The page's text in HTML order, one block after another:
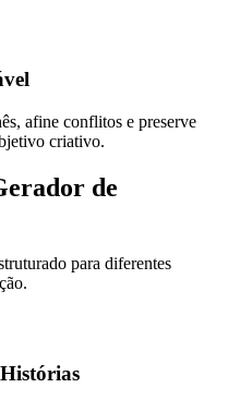
afine conflitos e preserve
criativo.
de
para diferentes